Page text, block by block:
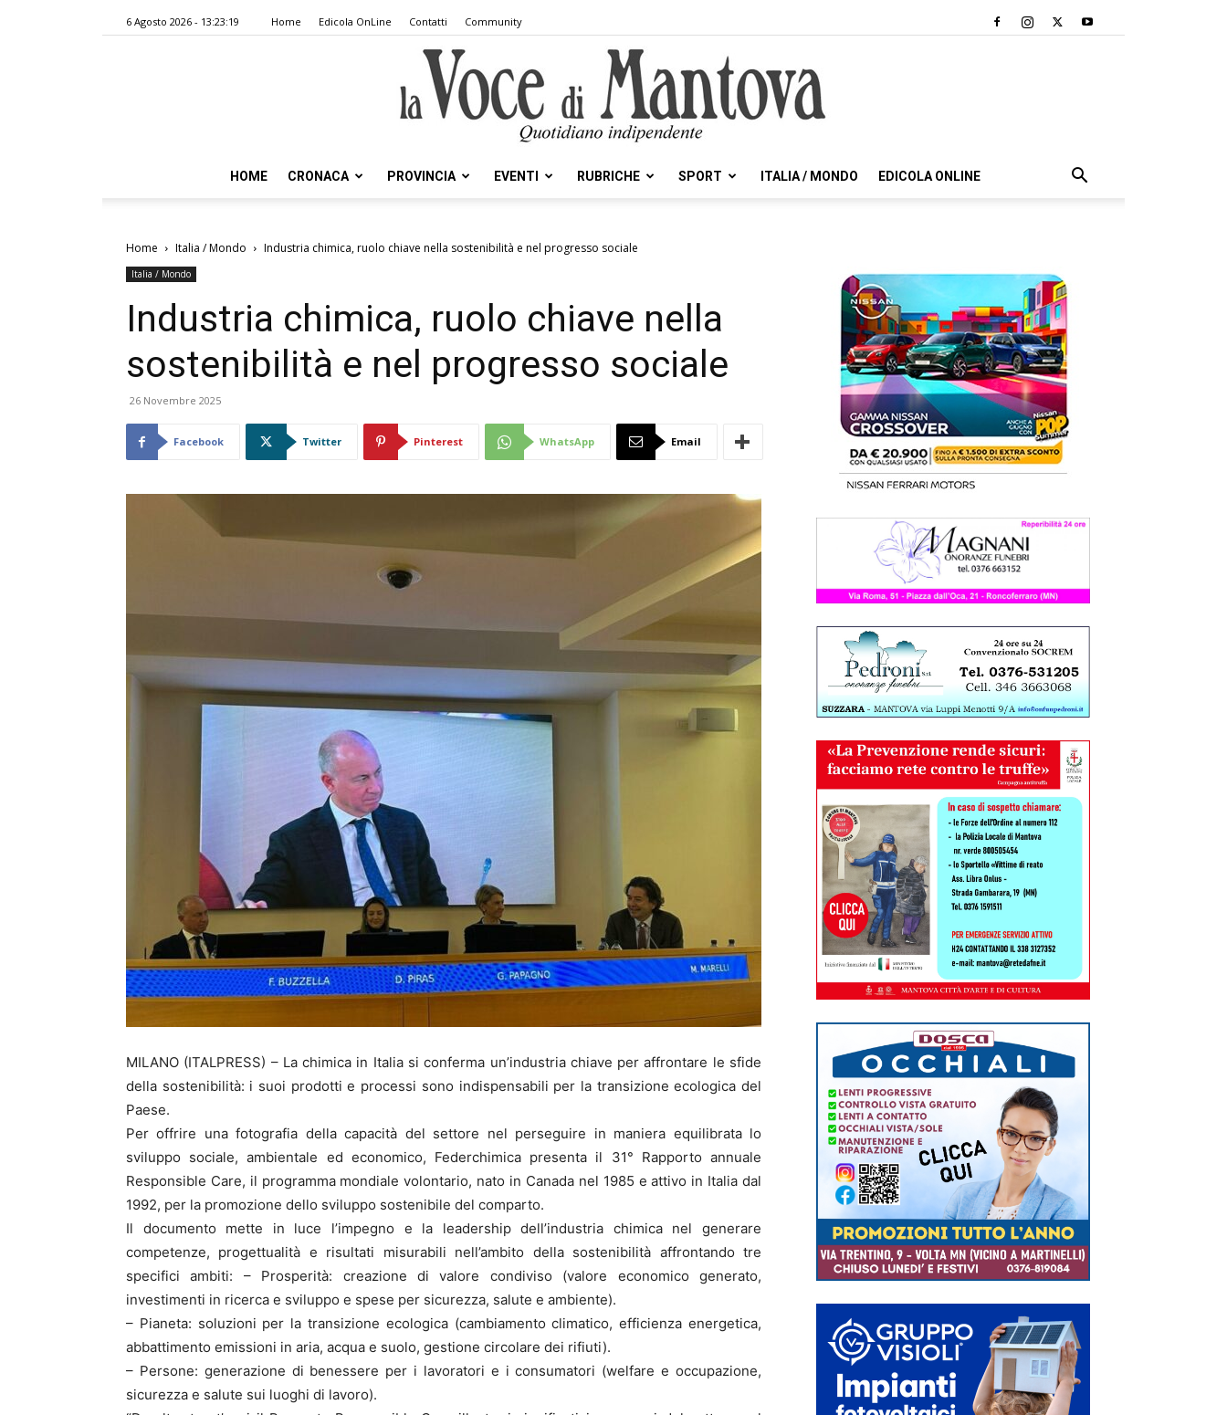
6 Agosto 2026 - 13:23:19 Home Edicola OnLine Contatti Community
Voce
HOME CRONACA PROVINCIA EVENTI RUBRICHE SPORT ITALIA / MONDO EDICOLA ONLINE
Home Italia / Mondo Industria chimica, ruolo chiave nella sostenibilità e nel progresso sociale
Italia / Mondo
Industria chimica, ruolo chiave nella
sostenibilità e nel progresso sociale
26 Novembre 2025
Facebook Twitter Pinterest WhatsApp Email
MILANO (ITALPRESS) – La chimica in Italia si conferma un’industria chiave per affrontare le sfide
della sostenibilità: i suoi prodotti e processi sono indispensabili per la transizione ecologica del
Paese.
Per offrire una fotografia della capacità del settore nel perseguire in maniera equilibrata lo
sviluppo sociale, ambientale ed economico, Federchimica presenta il 31° Rapporto annuale
Responsible Care, il programma mondiale volontario, nato in Canada nel 1985 e attivo in Italia dal
1992, per la promozione dello sviluppo sostenibile del comparto.
Il documento mette in luce l’impegno e la leadership dell’industria chimica nel generare
competenze, progettualità e risultati misurabili nell’ambito della sostenibilità affrontando tre
specifici ambiti: – Prosperità: creazione di valore condiviso (valore economico generato,
investimenti in ricerca e sviluppo e spese per sicurezza, salute e ambiente).
– Pianeta: soluzioni per la transizione ecologica (cambiamento climatico, efficienza energetica,
abbattimento emissioni in aria, acqua e suolo, gestione circolare dei rifiuti).
– Persone: generazione di benessere per i lavoratori e i consumatori (welfare e occupazione,
sicurezza e salute sui luoghi di lavoro).